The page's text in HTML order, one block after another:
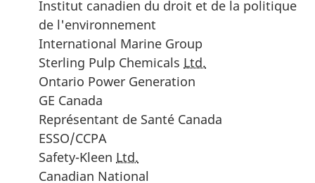
Institut canadien du droit et de la politique
de l'environnement
International Marine Group
Sterling Pulp Chemicals Ltd.
Ontario Power Generation
GE Canada
Représentant de Santé Canada
ESSO/CCPA
Safety-Kleen Ltd.
Canadian National